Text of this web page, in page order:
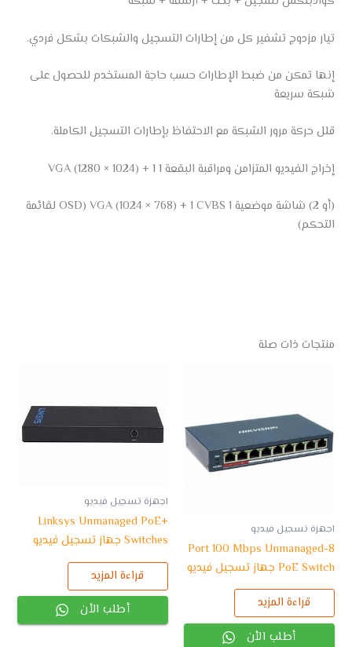
تيار مزدوج تشفير كل من إطارات التسجيل والشبكات بشكل فردي.
إنها تمكن من ضبط الإطارات حسب حاجة المستخدم للحصول على
شبكة سريعة
قلل حركة مرور الشبكة مع الاحتفاظ بإطارات التسجيل الكاملة.
إخراج الفيديو المتزامن ومراقبة البقعة 1 VGA (1280 × 1024) + 1
(أو 2) شاشة موضعية 1 VGA (1024 × 768) + 1 CVBS (OSD لقائمة
التحكم)
منتجات ذات صلة
اجهزة تسجيل فيديو
8-Port 100 Mbps Unmanaged
PoE Switch جهاز تسجيل فيديو
قراءة المزيد
أطلب الأن
اجهزة تسجيل فيديو
Linksys Unmanaged PoE+
Switches جهاز تسجيل فيديو
قراءة المزيد
أطلب الأن